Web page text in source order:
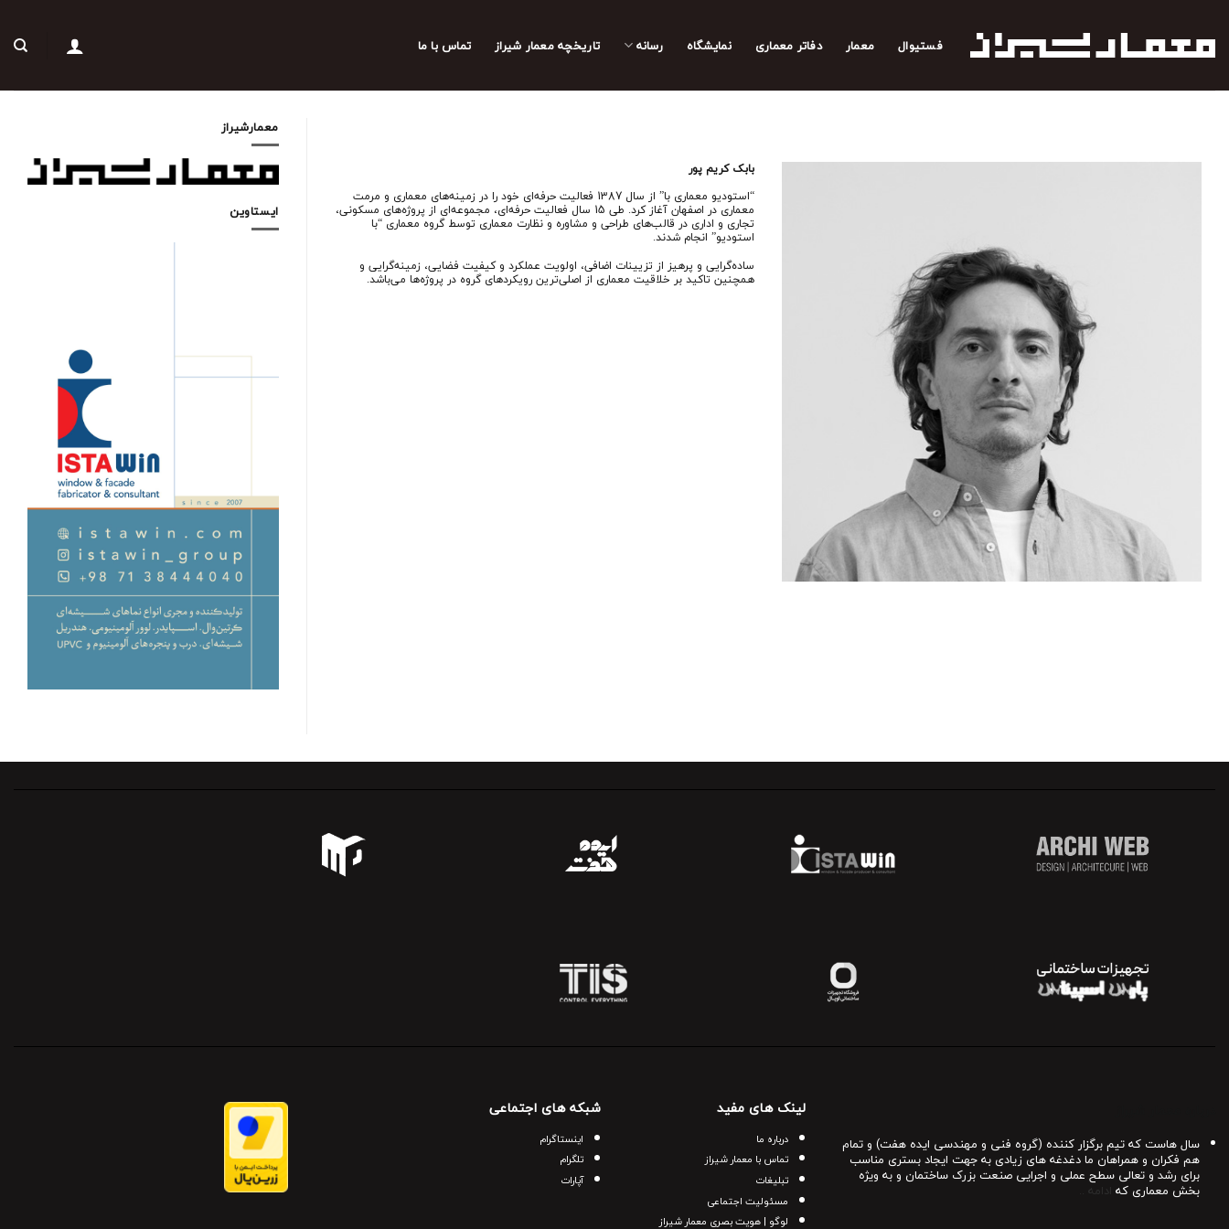
محتوا
فستیوال معمار دفاتر معماری نمایشگاه رسانه تاریخچه معمار‌‌ شیراز تماس با ما
بابک کریم پور
“استودیو معماری با” از سال 1387 فعالیت حرفه‌ای خود را در زمینه‌های معماری و مرمت
معماری در اصفهان آغاز کرد. طی 15 سال فعالیت حرفه‌ای، مجموعه‌ای از پروژه‌های مسکونی،
تجاری و اداری در قالب‌های طراحی و مشاوره و نظارت معماری توسط گروه معماری “با
استودیو” انجام شدند.
ساده‌گرایی و پرهیز از تزیینات اضافی، اولویت عملکرد و کیفیت فضایی، زمینه‌گرایی و
همچنین تاکید بر خلاقیت معماری از اصلی‌ترین رویکردهای گروه در پروژه‌ها می‌باشد.
معمارشیراز
ایستاوین
سال هاست که تیم برگزار کننده (گروه فنی و مهندسی ایده هفت) و تمام
هم فکران و همراهان ما دغدغه های زیادی به جهت ایجاد بستری مناسب
برای رشد و تعالی سطح عملی و اجرایی صنعت بزرک ساختمان و به ویژه
بخش معماری که ادامه ..
لینک های مفید
درباره ما
تماس با معمار شیراز
تبلیغات
مسئولیت اجتماعی
لوگو | هویت بصری معمار شیراز
شبکه های اجتماعی
اینستاگرام
تلگرام
آپارات